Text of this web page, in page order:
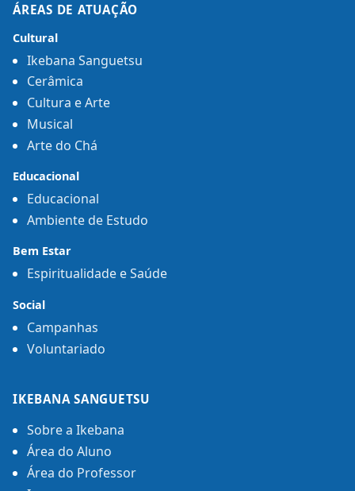
ÁREAS DE ATUAÇÃO
Cultural
Ikebana Sanguetsu
Cerâmica
Cultura e Arte
Musical
Arte do Chá
Educacional
Educacional
Ambiente de Estudo
Bem Estar
Espiritualidade e Saúde
Social
Campanhas
Voluntariado
IKEBANA SANGUETSU
Sobre a Ikebana
Área do Aluno
Área do Professor